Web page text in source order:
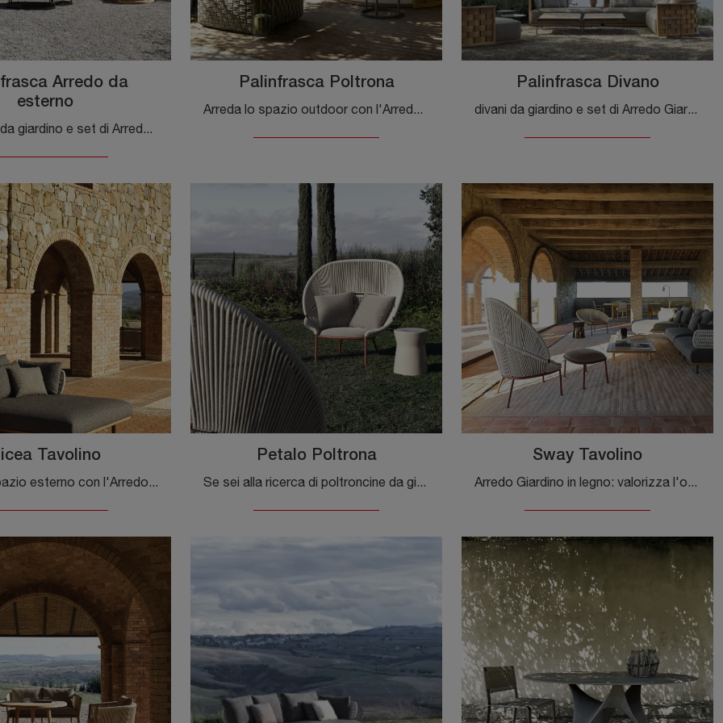
Arredo da
esterno
poltroncine da giardino e set di Arredo Giardino dei migliori brand: scopri di più sul modello Palinfrasca Arredo da esterno di Molteni & C, clicca ...
Palinfrasca Poltrona
Arreda lo spazio outdoor con l'Arredo Giardino Molteni & C! Set e pouf da giardino in legno, come il modello Palinfrasca Poltrona, ti attendono!
Palinfrasca Divano
divani da giardino e set di Arredo Giardino dei migliori brand: ottieni informazioni sul modello Palinfrasca Divano di Molteni & C, clicca subito!
Tavolino
Arreda lo spazio esterno con l'Arredo Giardino Molteni & C! Set e tavolini da giardino in ceramica, come il modello Picea Tavolino, ti aspettano!
Petalo Poltrona
Se sei alla ricerca di poltroncine da giardino in tessuto, clicca e ottieni informazioni sul modello Petalo Poltrona della marca Molteni & C.
Sway Tavolino
Arredo Giardino in legno: valorizza l'outdoor con tante opzioni di tavolini da giardino della firma Molteni & C.